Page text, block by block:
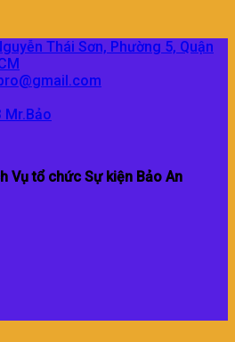
Thái Sơn, Phường 5, Quận
Mr.Bảo
Vụ tổ chức Sự kiện Bảo An